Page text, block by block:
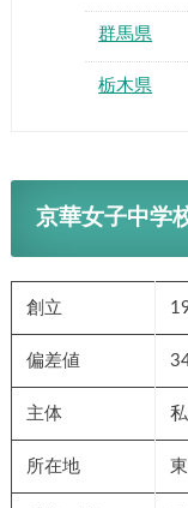
群馬県
栃木県
京華女子中学
創立
偏差値
主体
所在地